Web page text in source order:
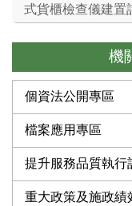
式貨櫃檢查儀建置
機
個資法公開專區
檔案應用專區
提升服務品質執行
重大政策及施政績